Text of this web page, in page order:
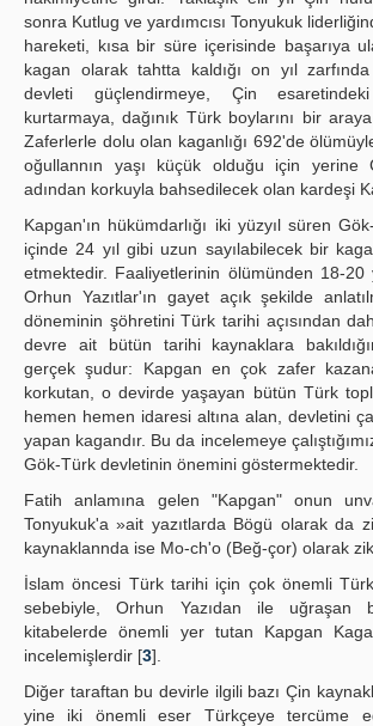
sonra Kutlug ve yardımcısı Tonyukuk
hareketi, kısa bir süre içerisinde başarıya
kagan olarak tahtta kaldığı on yıl
devleti güçlendirmeye, Çin
kurtarmaya, dağınık Türk boylarını bir araya
Zaferlerle dolu olan kaganlığı 692'de
oğullannın yaşı küçük olduğu için yerine
adından korkuyla bahsedilecek olan kardeşi
Kapgan'ın hükümdarlığı iki yüzyıl süren
içinde 24 yıl gibi uzun sayılabilecek bir
etmektedir. Faaliyetlerinin ölümünden 18-20
Orhun Yazıtlar'ın gayet açık şekilde
döneminin şöhretini Türk tarihi açısından
devre ait bütün tarihi kaynaklara
gerçek şudur: Kapgan en çok zafer
korkutan, o devirde yaşayan bütün Türk
hemen hemen idaresi altına alan, devletini
yapan kagandır. Bu da incelemeye
Gök-Türk devletinin önemini göstermektedir.
Fatih anlamına gelen "Kapgan" onun
Tonyukuk'a »ait yazıtlarda Bögü olarak da
kaynaklannda ise Mo-ch'o (Beğ-çor) olarak
İslam öncesi Türk tarihi için çok önemli
sebebiyle, Orhun Yazıdan ile uğraşan
kitabelerde önemli yer tutan Kapgan
incelemişlerdir [3].
Diğer taraftan bu devirle ilgili bazı Çin
yine iki önemli eser Türkçeye tercüme